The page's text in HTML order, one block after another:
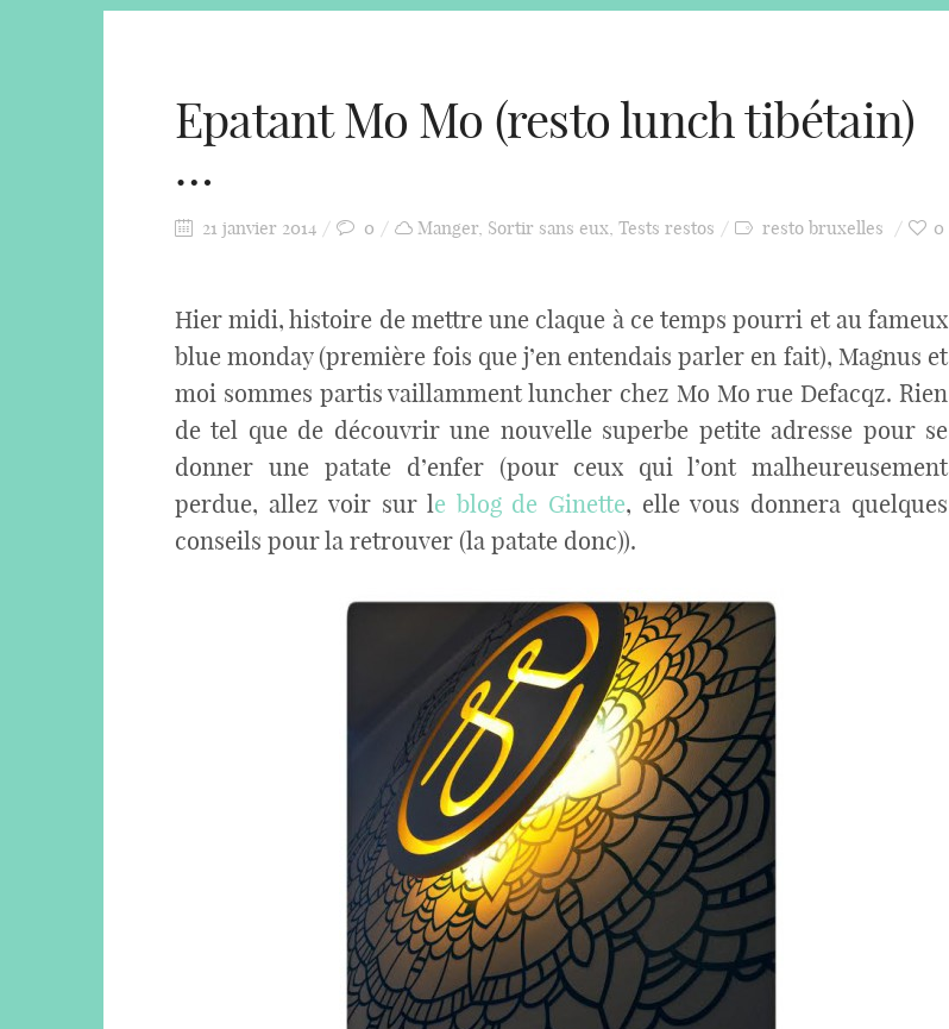
Epatant Mo Mo (resto lunch tibétain)
…
21 janvier 2014 0 Manger, Sortir sans eux, Tests restos resto bruxelles 0
Hier midi, histoire de mettre une claque à ce temps pourri et au fameux
blue monday (première fois que j’en entendais parler en fait), Magnus et
moi sommes partis vaillamment luncher chez Mo Mo rue Defacqz. Rien
de tel que de découvrir une nouvelle superbe petite adresse pour se
donner une patate d’enfer (pour ceux qui l’ont malheureusement
perdue, allez voir sur le blog de Ginette, elle vous donnera quelques
conseils pour la retrouver (la patate donc)).